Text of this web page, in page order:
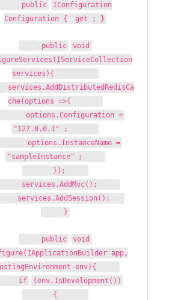
public
IConfiguration
Configuration {
get ; }
public
void
services){
services.AddDistributedRedisCa
che(options =>{
options.Configuration =
"127.0.0.1"
;
options.InstanceName =
"sampleInstance"
;
});
services.AddMvc();
services.AddSession();
}
public
void
app,
env){
if
(env.IsDevelopment())
{